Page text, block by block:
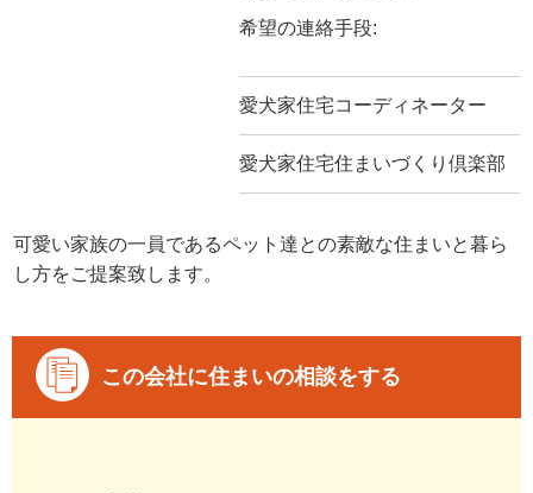
希望の連絡手段:
愛犬家住宅コーディネーター
愛犬家住宅住まいづくり倶楽部
可愛い家族の一員であるペット達との素敵な住まいと暮ら
し方をご提案致します。
この会社に住まいの相談をする